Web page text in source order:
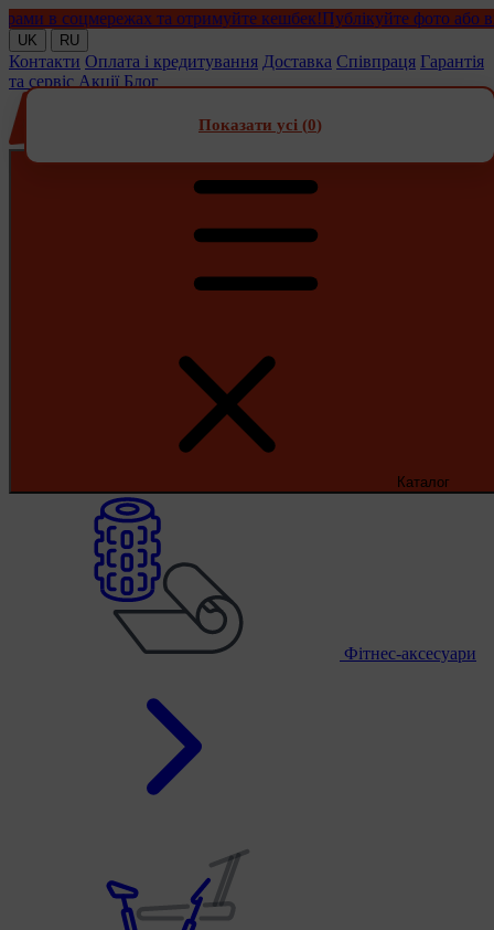
соцмережах та отримуйте кешбек!Публікуйте фото або
UK RU
Контакти Оплата і кредитування Доставка Співпраця Гарантія
та сервіс Акції Блог
Каталог
Фітнес-аксесуари
Показати усі (0)